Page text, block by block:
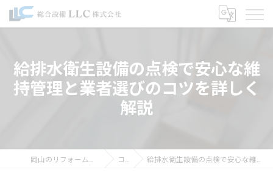
給排水衛生設備の点検で安心な維
持管理と業者選びのコツを詳しく
解説
コラム 給排水衛生設備の点検で安心な維持管理と業者選びのコツを詳しく解説